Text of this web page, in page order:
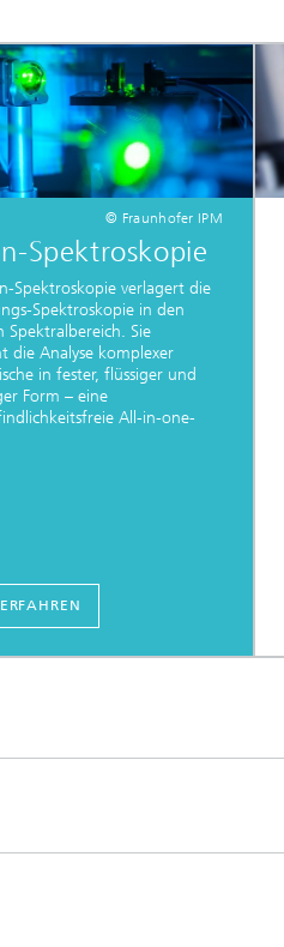
© Fraunhofer IPM
Spektroskopie
Spektroskopie verlagert die
Spektroskopie in den
Spektralbereich. Sie
die Analyse komplexer
in fester, flüssiger und
Form – eine
All-in-one-